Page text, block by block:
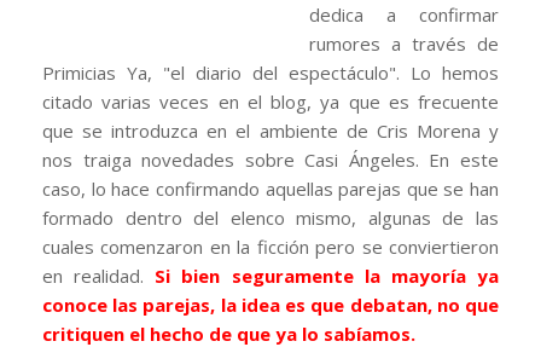
dedica a confirmar
rumores a través de
Primicias Ya, "el diario del espectáculo". Lo hemos
citado varias veces en el blog, ya que es frecuente
que se introduzca en el ambiente de Cris Morena y
nos traiga novedades sobre Casi Ángeles. En este
caso, lo hace confirmando aquellas parejas que se han
formado dentro del elenco mismo, algunas de las
cuales comenzaron en la ficción pero se conviertieron
en realidad. Si bien seguramente la mayoría ya
conoce las parejas, la idea es que debatan, no que
critiquen el hecho de que ya lo sabíamos.